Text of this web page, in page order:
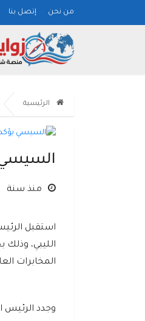
من نحن إتصل بنا
الرئيسية
السيسي
منذ سنة
الليبي،
المخابرات
وجدد الرئيس